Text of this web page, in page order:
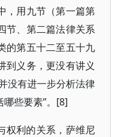
，用九节（第一篇第
节、第二篇法律关系
的第五十二至五十九
到义务，更没有讲义
没有进一步分析法律
些要素”。[8]
权利的关系，萨维尼